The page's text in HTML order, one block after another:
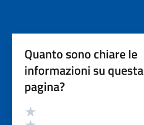
Quanto sono chiare le
informazioni su questa
pagina?
Valutazione